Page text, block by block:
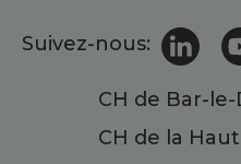
Suivez-nous:
CH de Bar-
CH de la